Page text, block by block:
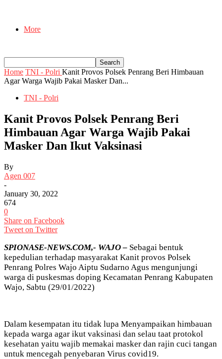
More
Home TNI - Polri Kanit Provos Polsek Penrang Beri Himbauan
Agar Warga Wajib Pakai Masker Dan...
TNI - Polri
Kanit Provos Polsek Penrang Beri
Himbauan Agar Warga Wajib Pakai
Masker Dan Ikut Vaksinasi
By
Agen 007
-
January 30, 2022
674
0
Share on Facebook
Tweet on Twitter
SPIONASE-NEWS.COM,- WAJO – Sebagai bentuk
kepedulian terhadap masyarakat Kanit provos Polsek
Penrang Polres Wajo Aiptu Sudarno Agus mengunjungi
warga di puskesmas doping Kecamatan Penrang Kabupaten
Wajo, Sabtu (29/01/2022)
Dalam kesempatan itu tidak lupa Menyampaikan himbauan
kepada warga agar ikut vaksinasi dan selau taat protokol
kesehatan yaitu wajib memakai masker dan rajin cuci tangan
untuk mencegah penyebaran Virus covid19.